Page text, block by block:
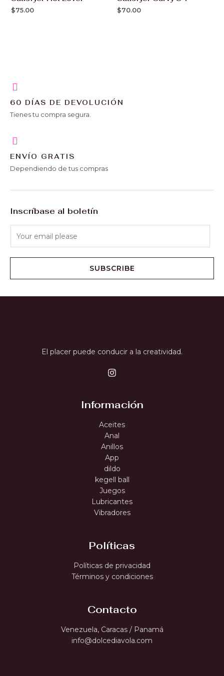
$75.00 $70.00
60 DÍAS DE DEVOLUCIÓN
Tienes tu compra segura.
ENVÍO GRATIS
Dependiendo de tus compras
Inscríbase al boletín
SUBSCRIBE
El placer puede conducir a la creatividad.
Información
Aceites
Anal
Anillos
App
dildo
kegell ball
Juegos
Lubricantes
Vibradores
Políticas
Políticas de privacidad
Términos y condiciones
Contacto
Venezuela, Caracas / Panamá
info@dolcediavola.com